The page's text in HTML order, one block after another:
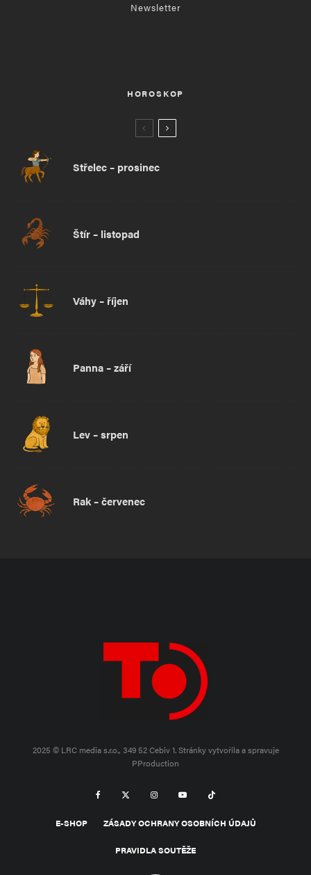
Newsletter
HOROSKOP
Střelec – prosinec
Štír – listopad
Váhy – říjen
Panna – září
Lev – srpen
Rak – červenec
2025 © LRC media s.r.o., 349 52 Cebiv 1.Stránky vytvořila a spravuje
PProduction
E-SHOP ZÁSADY OCHRANY OSOBNÍCH ÚDAJŮ
PRAVIDLA SOUTĚŽE